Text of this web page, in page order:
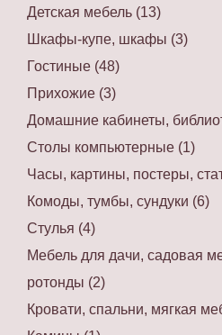
Детская мебель (13)
Шкафы-купе, шкафы (3)
Гостиные (48)
Прихожие (3)
Домашние кабинеты,
Столы компьютерные (1)
Часы, картины, постеры,
Комоды, тумбы, сундуки (6)
Стулья (4)
Мебель для дачи, садовая
ротонды (2)
Кровати, спальни, мягкая